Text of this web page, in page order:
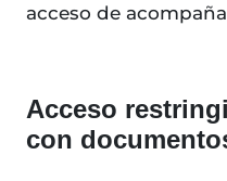
acceso de
Acceso
con